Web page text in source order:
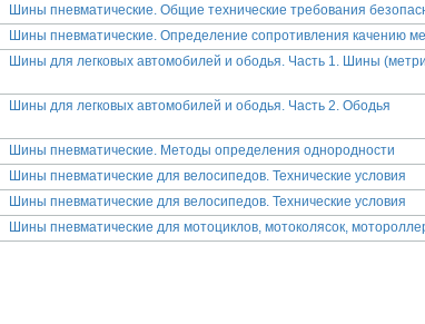
Шины пневматические. Общие технические требования
Шины пневматические. Определение сопротивления качению
Шины для легковых автомобилей и ободья. Часть 1. Шины
Шины для легковых автомобилей и ободья. Часть 2. Ободья
Шины пневматические. Методы определения однородности
Шины пневматические для велосипедов. Технические условия
Шины пневматические для велосипедов. Технические условия
Шины пневматические для мотоциклов, мотоколясок,